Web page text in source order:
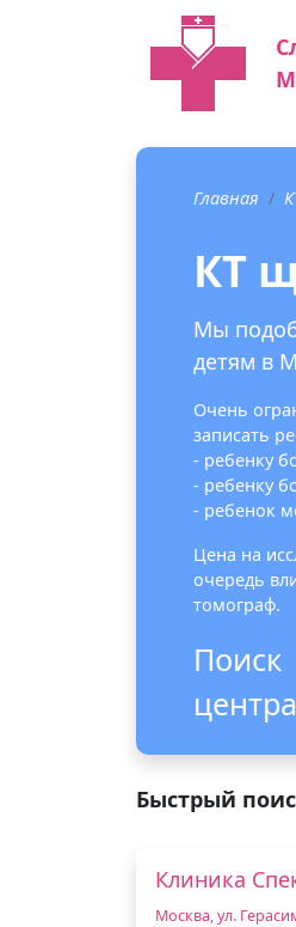
Главная
КТ
Мы
детям в
Очень
записать
- ребенку
- ребенку
- ребенок
Цена на
очередь
томограф.
Поиск
Быстрый
Клиника
Москва, ул.